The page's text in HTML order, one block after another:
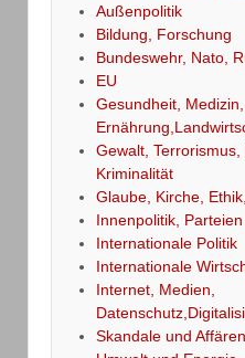
Außenpolitik
Bildung, Forschung
Bundeswehr, Nato,
EU
Gesundheit, Medizin,
Gewalt, Terrorismus,
Kriminalität
Glaube, Kirche,
Innenpolitik, Parteien
Internationale Politik
Internationale
Internet, Medien,
Skandale und Affären